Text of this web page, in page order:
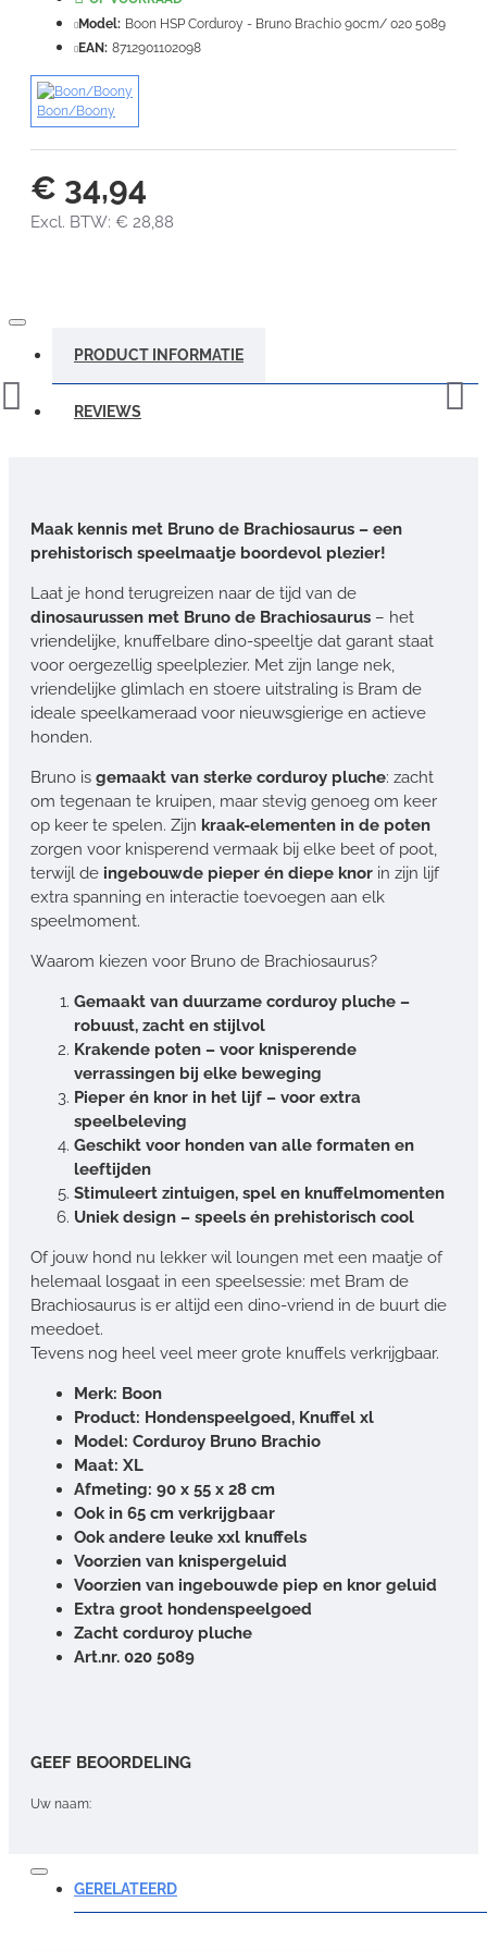
€ 34,94
Excl. BTW: € 28,88
Model: Boon HSP Corduroy - Bruno Brachio 90cm/ 020 5089
EAN: 8712901102098
Boon/Boony
PRODUCT INFORMATIE
REVIEWS
Maak kennis met Bruno de Brachiosaurus – een
prehistorisch speelmaatje boordevol plezier!
Laat je hond terugreizen naar de tijd van de
dinosaurussen met Bruno de Brachiosaurus – het
vriendelijke, knuffelbare dino-speeltje dat garant staat
voor oergezellig speelplezier. Met zijn lange nek,
vriendelijke glimlach en stoere uitstraling is Bram de
ideale speelkameraad voor nieuwsgierige en actieve
honden.
Bruno is gemaakt van sterke corduroy pluche: zacht
om tegenaan te kruipen, maar stevig genoeg om keer
op keer te spelen. Zijn kraak-elementen in de poten
zorgen voor knisperend vermaak bij elke beet of poot,
terwijl de ingebouwde pieper én diepe knor in zijn lijf
extra spanning en interactie toevoegen aan elk
speelmoment.
Waarom kiezen voor Bruno de Brachiosaurus?
Gemaakt van duurzame corduroy pluche –
robuust, zacht en stijlvol
Krakende poten – voor knisperende
verrassingen bij elke beweging
Pieper én knor in het lijf – voor extra
speelbeleving
Geschikt voor honden van alle formaten en
leeftijden
Stimuleert zintuigen, spel en knuffelmomenten
Uniek design – speels én prehistorisch cool
Of jouw hond nu lekker wil loungen met een maatje of
helemaal losgaat in een speelsessie: met Bram de
Brachiosaurus is er altijd een dino-vriend in de buurt die
meedoet.
Tevens nog heel veel meer grote knuffels verkrijgbaar.
Merk: Boon
Product: Hondenspeelgoed, Knuffel xl
Model: Corduroy Bruno Brachio
Maat: XL
Afmeting: 90 x 55 x 28 cm
Ook in 65 cm verkrijgbaar
Ook andere leuke xxl knuffels
Voorzien van knispergeluid
Voorzien van ingebouwde piep en knor geluid
Extra groot hondenspeelgoed
Zacht corduroy pluche
Art.nr. 020 5089
GEEF BEOORDELING
Uw naam:
Opmerking:
GERELATEERD